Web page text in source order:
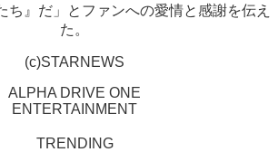
ち』だ」とファンへの愛情と感謝を伝え
た。
(c)STARNEWS
ALPHA DRIVE ONE
ENTERTAINMENT
TRENDING